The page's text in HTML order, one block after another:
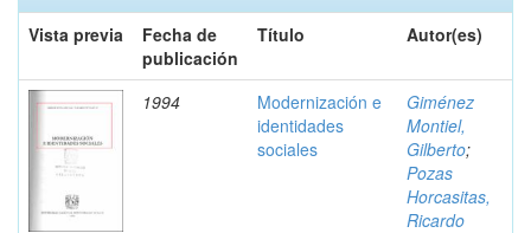
Vista previa
Fecha de
publicación
Título Autor(es)
1994
Modernización e
identidades
sociales
Giménez
Montiel,
Gilberto;
Pozas
Horcasitas,
Ricardo